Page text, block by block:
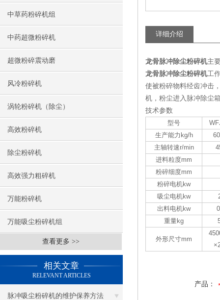
中草药粉碎机组
中药超微粉碎机
超微粉碎震动磨
风冷粉碎机
涡轮粉碎机（除尘）
高效粉碎机
除尘粉碎机
高效强力粗碎机
万能粉碎机
万能吸尘粉碎机组
查看更多 >>
相关文章
RELEVANT ARTICLES
脉冲吸尘粉碎机的维护保养方法
详细介绍
龙骨脉冲除尘粉碎机主
龙骨脉冲除尘粉碎机工
使被粉碎物料经齿冲击
机，粉尘进入脉冲除尘
技术参数
型号
生产能力kg/h
主轴转速r/min
进料粒度mm
粉碎细度mm
粉碎电机kw
吸尘电机kw
出料电机kw
重量kg
外形尺寸mm
产品：